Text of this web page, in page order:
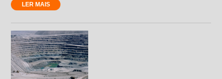
LER MAIS